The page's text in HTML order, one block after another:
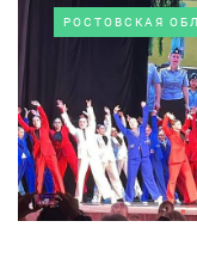
РОСТОВСКАЯ